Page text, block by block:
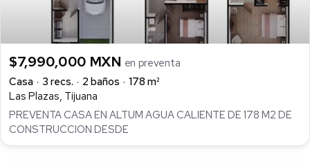
$7,990,000 MXN en preventa
Casa
3 recs. 2 baños
178 m²
Las Plazas, Tijuana
PREVENTA CASA EN ALTUM AGUA CALIENTE DE 178 M2 DE
CONSTRUCCION DESDE